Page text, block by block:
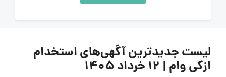
لیست جدیدترین آگهی‌های استخدام
ازکی وام | ۱۲ خرداد ۱۴۰۵